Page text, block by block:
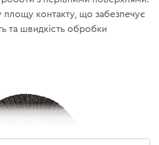
площу контакту, що забезпечує
та швидкість обробки